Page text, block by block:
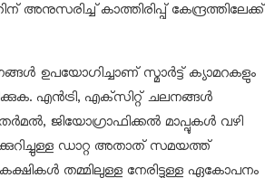
അനുസരിച്ച് കാത്തിരിപ്പ് കേന്ദ്രത്തിലേക്ക്
ഉപയോഗിച്ചാണ് സ്മാർട്ട് ക്യാമറകളും
എൻട്രി, എക്‌സിറ്റ് ചലനങ്ങൾ
ജിയോഗ്രാഫിക്കൽ മാപ്പുകൾ വഴി
ഡാറ്റ അതാത് സമയത്ത്
തമ്മിലുള്ള നേരിട്ടുള്ള ഏകോപനം